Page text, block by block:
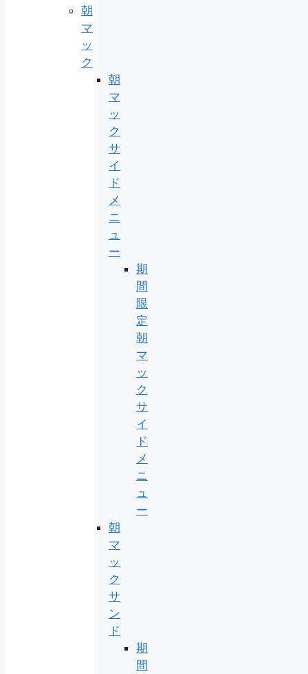
朝
マ
ッ
ク
朝
マ
ッ
ク
サ
イ
ド
メ
ニ
ュ
ー
期
間
限
定
朝
マ
ッ
ク
サ
イ
ド
メ
ニ
ュ
ー
朝
マ
ッ
ク
サ
ン
ド
期
間